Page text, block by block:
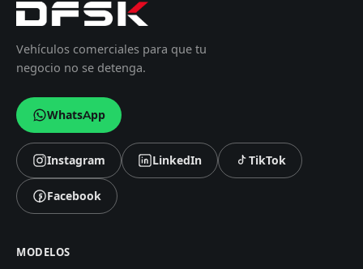
Vehículos comerciales para que tu
negocio no se detenga.
WhatsApp
Síguenos en
Instagram Síguenos en
LinkedIn Síguenos en
TikTok
Síguenos en
Facebook
MODELOS